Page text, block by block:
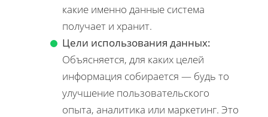
какие именно данные система
получает и хранит.
Цели использования данных:
Объясняется, для каких целей
информация собирается — будь то
улучшение пользовательского
опыта, аналитика или маркетинг. Это